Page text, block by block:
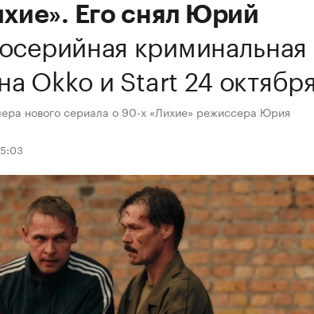
Его снял Юрий
криминальная
Okko и Start 24 октября
нового сериала о 90-х «Лихие» режиссера Юрия